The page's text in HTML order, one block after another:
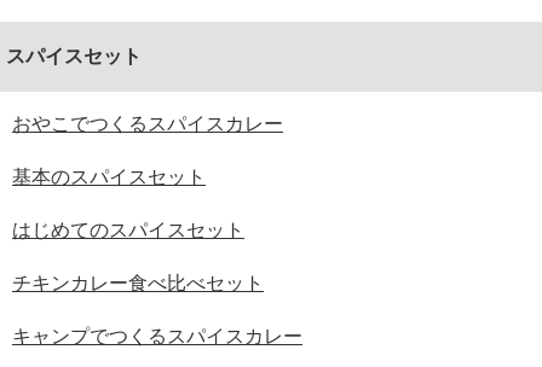
スパイスセット
おやこでつくるスパイスカレー
基本のスパイスセット
はじめてのスパイスセット
チキンカレー食べ比べセット
キャンプでつくるスパイスカレー